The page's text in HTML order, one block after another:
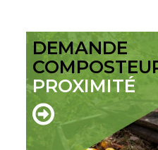
PROXIMITÉ